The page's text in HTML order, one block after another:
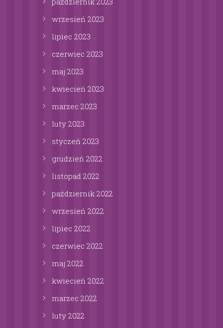
wrzesień 2023
lipiec 2023
czerwiec 2023
maj 2023
kwiecień 2023
marzec 2023
luty 2023
styczeń 2023
grudzień 2022
listopad 2022
październik 2022
wrzesień 2022
lipiec 2022
czerwiec 2022
maj 2022
kwiecień 2022
marzec 2022
luty 2022